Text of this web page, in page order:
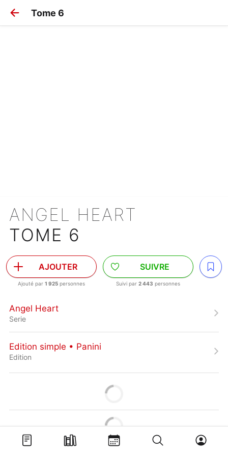
Tome 6
ANGEL HEART
TOME 6
AJOUTER
Ajouté par 1 925 personnes
SUIVRE
Suivi par 2 443 personnes
Angel Heart
Serie
Edition simple • Panini
Edition